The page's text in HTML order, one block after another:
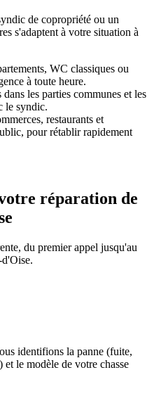
de copropriété ou un
s'adaptent à votre situation à
WC classiques ou
à toute heure.
les parties communes et les
le syndic.
restaurants et
pour rétablir rapidement
réparation de
du premier appel jusqu'au
identifions la panne (fuite,
le modèle de votre chasse